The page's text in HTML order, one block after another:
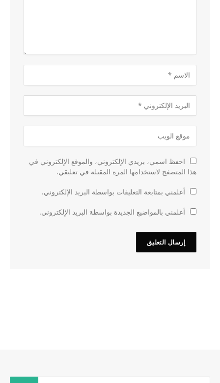
احفظ اسمي، بريدي الإلكتروني، والموقع الإلكتروني في
هذا المتصفح لاستخدامها المرة المقبلة في تعليقي.
أعلمني بمتابعة التعليقات بواسطة البريد الإلكتروني.
أعلمني بالمواضيع الجديدة بواسطة البريد الإلكتروني.